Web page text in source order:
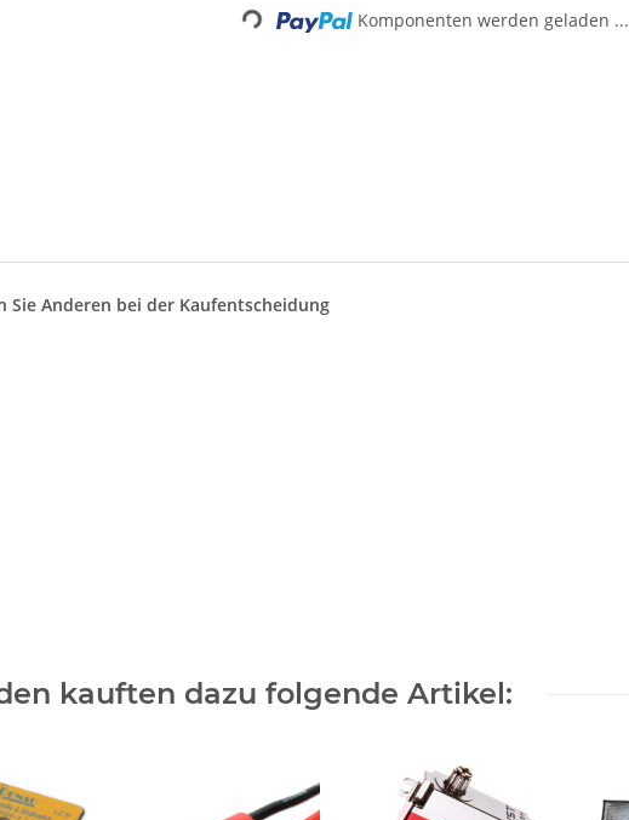
Loading... Komponenten werden geladen ...
Anderen bei der Kaufentscheidung
kauften dazu folgende Artikel: